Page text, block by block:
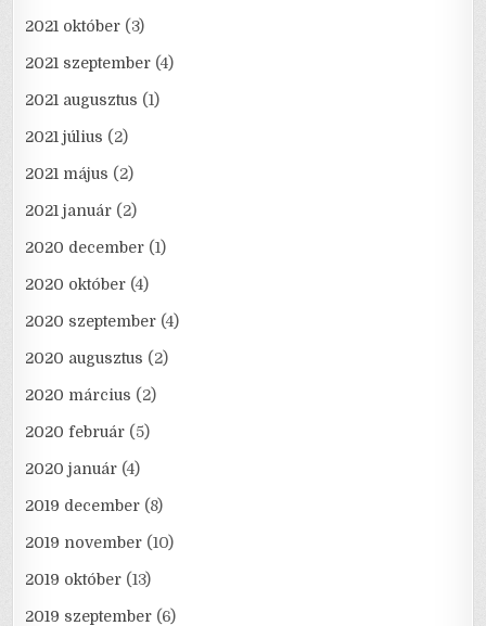
2021 október (3)
2021 szeptember (4)
2021 augusztus (1)
2021 július (2)
2021 május (2)
2021 január (2)
2020 december (1)
2020 október (4)
2020 szeptember (4)
2020 augusztus (2)
2020 március (2)
2020 február (5)
2020 január (4)
2019 december (8)
2019 november (10)
2019 október (13)
2019 szeptember (6)